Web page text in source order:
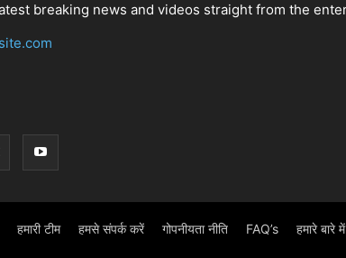
breaking news and videos straight from the
हमारी टीम हमसे संपर्क करें गोपनीयता नीति FAQ’s हमारे बारे में